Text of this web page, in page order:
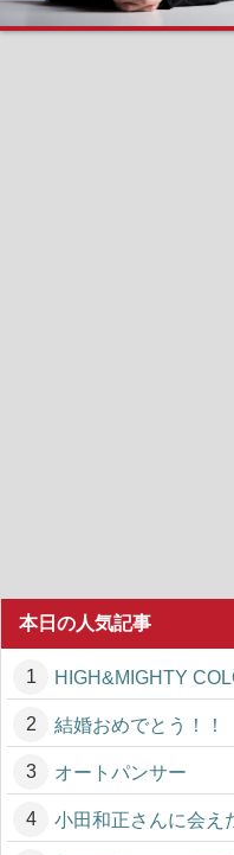
本日の人気記事
HIGH&MIGHTY
結婚おめでとう！！
オートパンサー
小田和正さんに会え